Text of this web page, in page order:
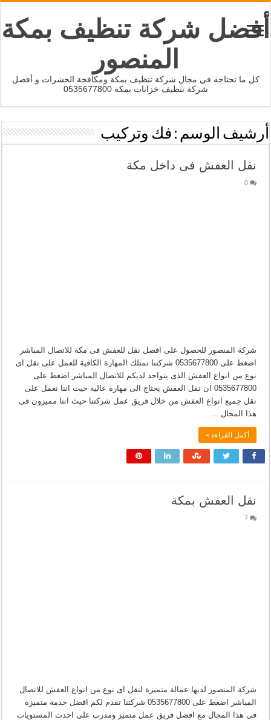
أفضل شركة تنظيف بمكة
المنصور
كل ما تحتاجه في مجال شركة تنظيف بمكة ومكافحة الحشرات و أفضل
شركة تنظيف خزانات بمكة 0535677800
أرشيف الوسم : فك وتركيب
نقل العفش فى داخل مكة
0
شركة المنصور للحصول على افضل نقل للعفش فى مكة للاتصال المباشر
اضغط على 0535677800 شركتنا تمتلك المهارة الكافية للعمل على نقل اى
نوع من انواع العفش الذى يتواجد لديكم للاتصال المباشر اضغط على
0535677800 ان نقل العفش يحتاج الى مهارة عالية حيث اننا نعمل على
نقل جميع انواع العفش من خلال فريق عمل شركتنا حيث اننا مميزون فى
هذا المجال …
أكمل القراءة »
نقل العفش بمكة
7
شركة المنصور لديها عمالة متميزة لنقل اى نوع من انواع العفش للاتصال
المباشر اضغط على 0535677800 شركتنا تقدم لكم افضل خدمة متميزة
فى هذا المجال مع افضل فريق عمل متميز ومدرب على احدث المستويات